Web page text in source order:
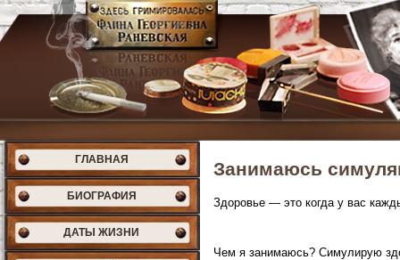
ГЛАВНАЯ
БИОГРАФИЯ
ДАТЫ ЖИЗНИ
Занимаюсь
Здоровье — это когда у вас
Чем я занимаюсь? Симулирую